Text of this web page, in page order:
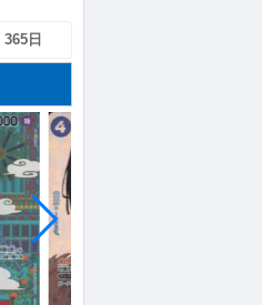
365日